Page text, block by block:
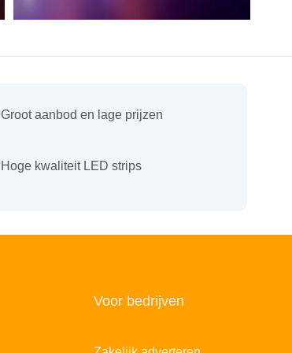
Groot aanbod en lage prijzen
Hoge kwaliteit LED strips
Voor bedrijven